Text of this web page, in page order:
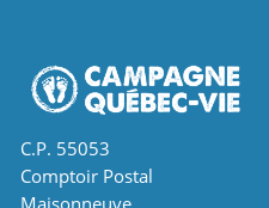
C.P. 55053
Comptoir Postal